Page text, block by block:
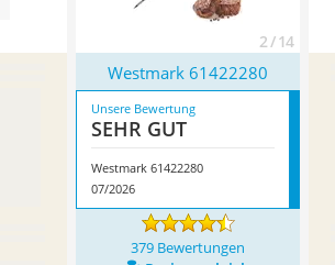
2 / 14
Westmark 61422280
Unsere Bewertung
SEHR GUT
Westmark 61422280
07/2026
379 Bewertungen